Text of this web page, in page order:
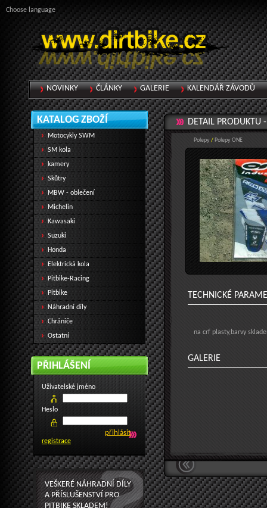
DETAIL PRODUKTU
Polepy/ Polepy ONE
TECHNICKÉ
na crf plasty,barvy
GALERIE
KATALOG ZBOŽÍ
Motocykly SWM
SM kola
kamery
Skůtry
MBW - oblečení
Michelin
Kawasaki
Suzuki
Honda
Elektrická kola
Pitbike-Racing
Pitbike
Náhradní díly
Chrániče
Ostatní
PŘIHLÁŠENÍ
Uživatelské jméno
Heslo
registrace
VEŠKERÉ NÁHRADNÍ DÍLY
A PŘÍSLUŠENSTVÍ PRO
PITBIKE SKLADEM!
NOVINKY ČLÁNKY GALERIE KALENDÁŘ ZÁVODŮ
Choose language